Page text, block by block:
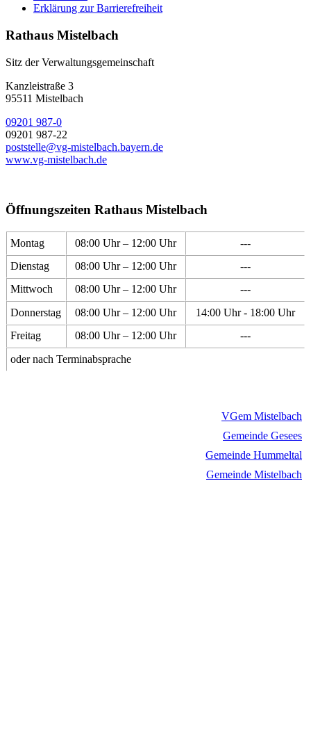
Erklärung zur Barrierefreiheit
Rathaus Mistelbach
Sitz der Verwaltungsgemeinschaft
Kanzleistraße 3
95511 Mistelbach
09201 987-0
09201 987-22
poststelle@vg-mistelbach.bayern.de
www.vg-mistelbach.de
Öffnungszeiten Rathaus Mistelbach
Montag 08:00 Uhr – 12:00 Uhr
---
Dienstag
08:00 Uhr – 12:00 Uhr
---
Mittwoch
08:00 Uhr – 12:00 Uhr
---
Donnerstag
08:00 Uhr – 12:00 Uhr
14:00 Uhr - 18:00 Uhr
Freitag
08:00 Uhr – 12:00 Uhr
---
oder nach Terminabsprache
VGem Mistelbach
Gemeinde Gesees
Gemeinde Hummeltal
Gemeinde Mistelbach